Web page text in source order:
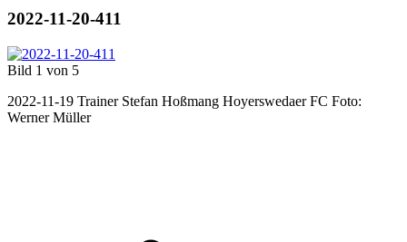
2022-11-20-411
Bild 1 von 5
2022-11-19 Trainer Stefan Hoßmang Hoyerswedaer FC Foto:
Werner Müller